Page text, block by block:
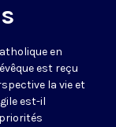
en
est reçu
la vie et
est-il